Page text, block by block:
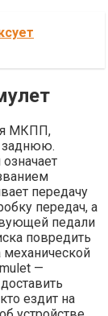
МКПП,
заднюю.
передачу
передач, а
педали
повредить
механической
—
ездит на